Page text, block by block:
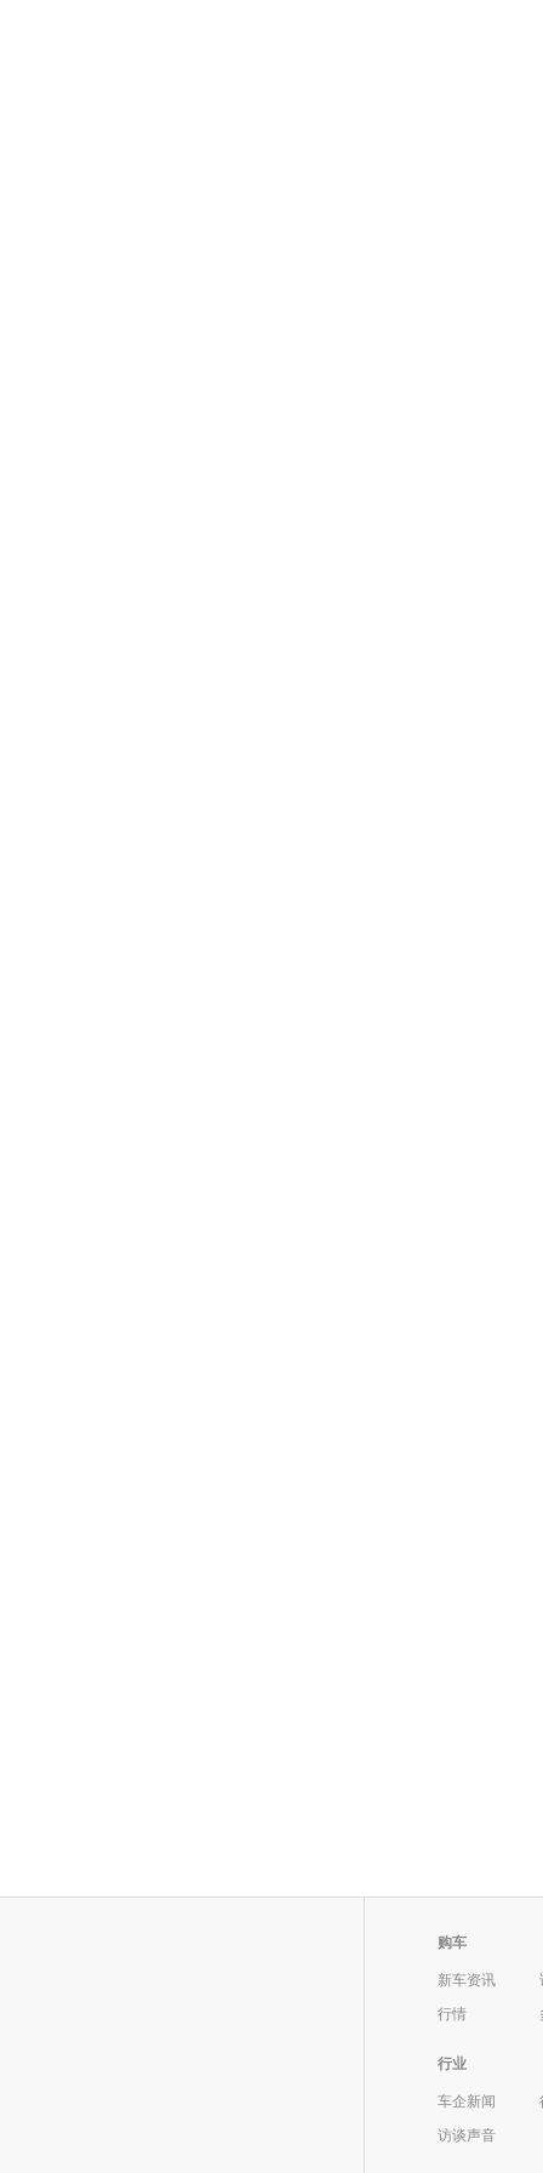
购车
新车资讯
行情
行业
车企新闻
访谈声音